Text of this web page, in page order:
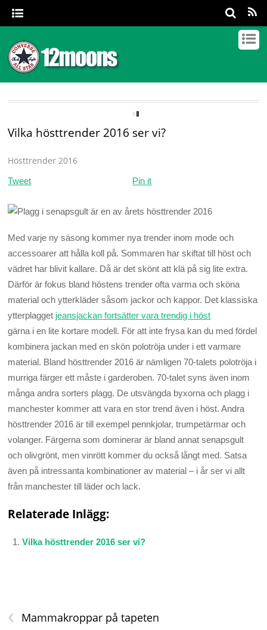
Vilka hösttrender 2016 ser vi?
Hösttrender 2016
Tweet Pin it
Med varje ny säsong kommer nya trender inom mode och
accessoarer att hålla koll på. Sommaren har skiftat till höst och
vädret har blivit kallare. Då är det skönt att klä på sig lite extra.
Därför är fokus bland höstens trender ofta varma och sköna
material och ytterkläder såsom jackor och kappor. Det klassiska
ytterplagget jeansjackan fortsätter vara trendig i höst
gärna i en lite kortare modell. För att inte frysa kan du med fördel
kombinera jackan med en skön polotröja under i ett varmare
material. Bland hösttrender 2016 är nämligen 70-talets polotröja i
murriga färger ett måste i garderoben. 70-talet syns även inom
många andra sorters plagg. De utsvängda byxorna och plagg i
manchester kommer att vara en stor trend även i höst. Andra
hösttrender 2016 är till exempel pennkjolar, trumpetärmar och
volanger. Färgerna som dominerar är bland annat senapsgult
och olivgrönt, men vinrött kommer du också långt med. Satsa
även på intressanta kombinationer av material – i år ser vi allt
från manchester till läder och lack.
Relaterade Inlägg:
Vilka hösttrender 2016 ser vi?
‹ Mammakroppar på tapeten